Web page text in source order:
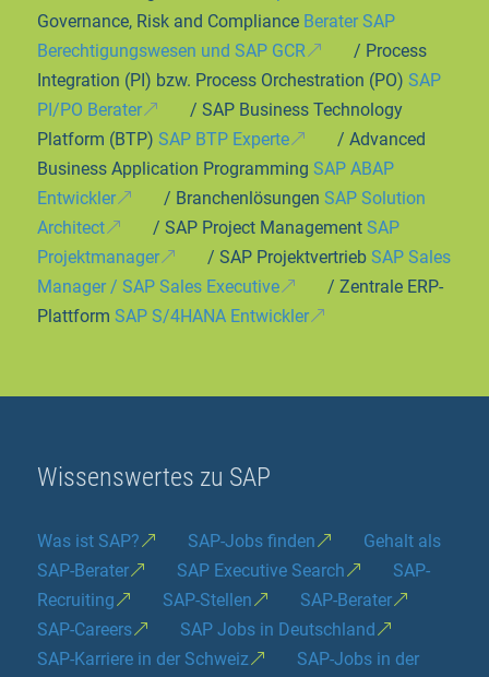
Governance, Risk and Compliance Berater SAP
Berechtigungswesen und SAP GCR
/ Process
Integration (PI) bzw. Process Orchestration (PO) SAP
PI/PO Berater
/ SAP Business Technology
Platform (BTP) SAP BTP Experte
/ Advanced
Business Application Programming SAP ABAP
Entwickler
/ Branchenlösungen SAP Solution
Architect
/ SAP Project Management SAP
Projektmanager
/ SAP Projektvertrieb SAP Sales
Manager / SAP Sales Executive
/ Zentrale ERP-
Plattform SAP S/4HANA Entwickler
Wissenswertes zu SAP
Was ist SAP? SAP-Jobs finden
Gehalt als
SAP-Berater
SAP Executive Search
SAP-
Recruiting
SAP-Stellen
SAP-Berater
SAP-Careers
SAP Jobs in Deutschland
SAP-Karriere in der Schweiz
SAP-Jobs in der